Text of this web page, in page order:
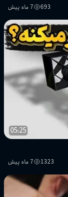
693 7 ماه پیش
05:25
1323 7 ماه پیش